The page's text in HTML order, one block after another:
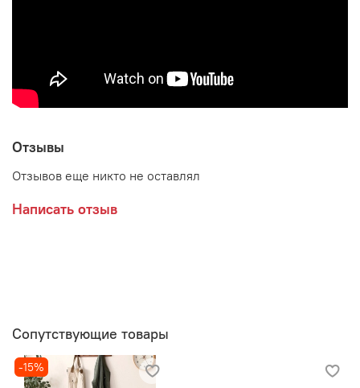
Отзывы
Отзывов еще никто не оставлял
Написать отзыв
Сопутствующие товары
-15%